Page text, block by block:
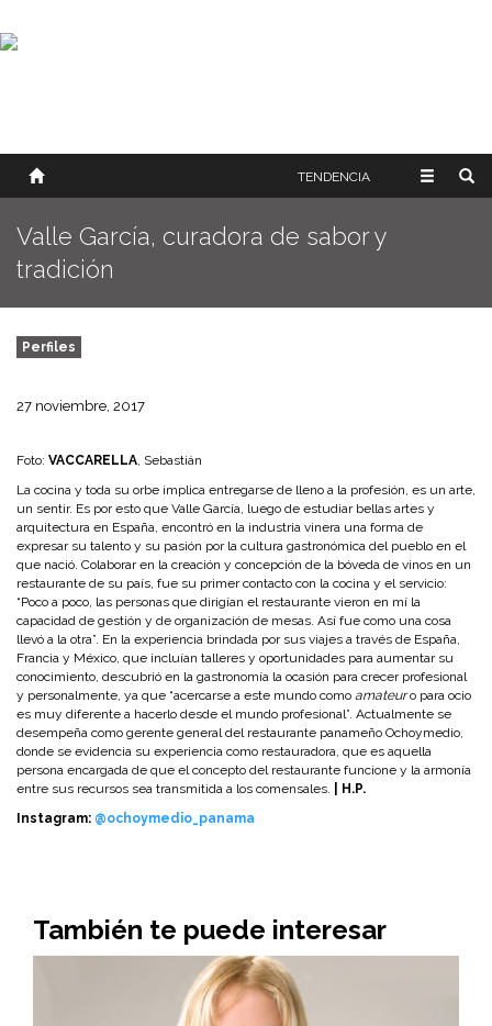
SOBRE NOSOTROS
TENDENCIA
Valle García, curadora de sabor y
tradición
Perfiles
27 noviembre, 2017
Foto: VACCARELLA, Sebastián
La cocina y toda su orbe implica entregarse de lleno a la profesión, es un arte,
un sentir. Es por esto que Valle García, luego de estudiar bellas artes y
arquitectura en España, encontró en la industria vinera una forma de
expresar su talento y su pasión por la cultura gastronómica del pueblo en el
que nació. Colaborar en la creación y concepción de la bóveda de vinos en un
restaurante de su país, fue su primer contacto con la cocina y el servicio:
“Poco a poco, las personas que dirigían el restaurante vieron en mí la
capacidad de gestión y de organización de mesas. Así fue como una cosa
llevó a la otra”. En la experiencia brindada por sus viajes a través de España,
Francia y México, que incluían talleres y oportunidades para aumentar su
conocimiento, descubrió en la gastronomía la ocasión para crecer profesional
y personalmente, ya que “acercarse a este mundo como amateuro para ocio
es muy diferente a hacerlo desde el mundo profesional”. Actualmente se
desempeña como gerente general del restaurante panameño Ochoymedio,
donde se evidencia su experiencia como restauradora, que es aquella
persona encargada de que el concepto del restaurante funcione y la armonía
entre sus recursos sea transmitida a los comensales.
| H.P.
Instagram: @ochoymedio_panama
También te puede interesar